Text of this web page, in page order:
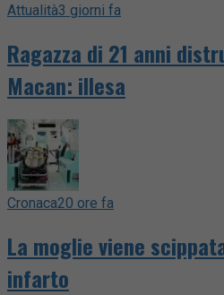
Attualità3 giorni fa
Ragazza di 21 anni
Macan: illesa
Cronaca20 ore fa
La moglie viene
infarto